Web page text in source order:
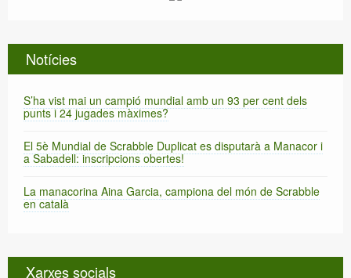
Notícies
S’ha vist mai un campió mundial amb un 93 per cent dels
punts i 24 jugades màximes?
El 5è Mundial de Scrabble Duplicat es disputarà a Manacor i
a Sabadell: inscripcions obertes!
La manacorina Aina Garcia, campiona del món de Scrabble
en català
Xarxes socials